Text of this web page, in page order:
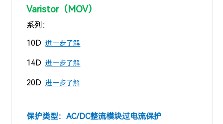
Varistor（MOV）
系列：
10D进一步了解
14D进一步了解
20D进一步了解
保护类型：AC/DC整流模块过电流保护